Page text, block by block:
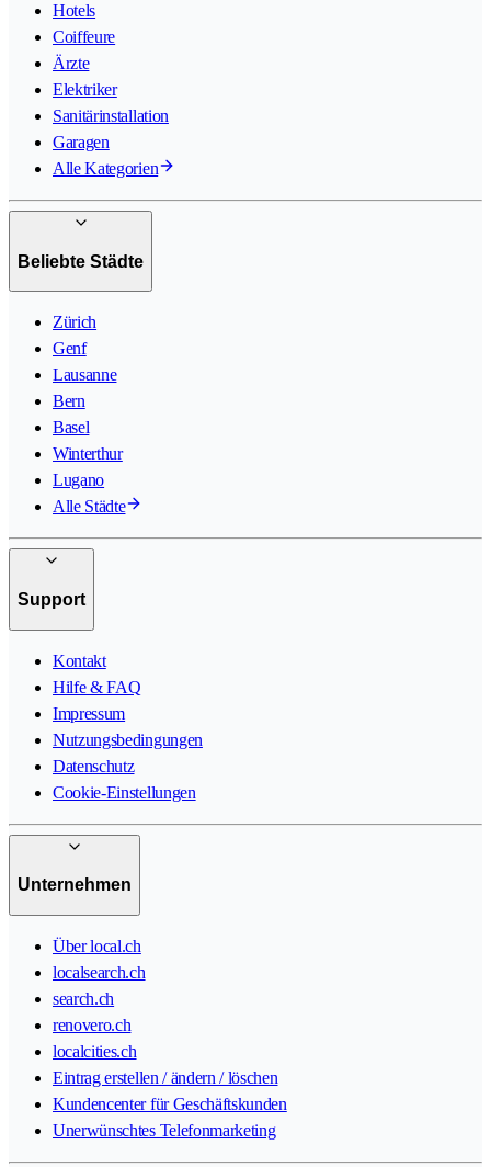
Hotels
Coiffeure
Ärzte
Elektriker
Sanitärinstallation
Garagen
Alle Kategorien
Beliebte Städte
Zürich
Genf
Lausanne
Bern
Basel
Winterthur
Lugano
Alle Städte
Support
Kontakt
Hilfe & FAQ
Impressum
Nutzungsbedingungen
Datenschutz
Cookie-Einstellungen
Unternehmen
Über local.ch
localsearch.ch
search.ch
renovero.ch
localcities.ch
Eintrag erstellen / ändern / löschen
Kundencenter für Geschäftskunden
Unerwünschtes Telefonmarketing